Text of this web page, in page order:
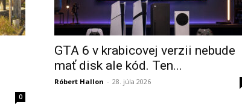
0
GTA 6 v krabicovej verzii nebude
mať disk ale kód. Ten...
Róbert Hallon - 28. júla 2026